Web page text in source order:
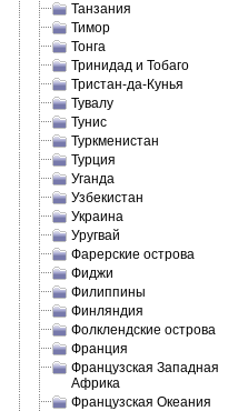
Танзания
Тимор
Тонга
Тринидад и Тобаго
Тристан-да-Кунья
Тувалу
Тунис
Туркменистан
Турция
Уганда
Узбекистан
Украина
Уругвай
Фарерские острова
Фиджи
Филиппины
Финляндия
Фолклендские острова
Франция
Французская Западная
Африка
Французская Океания